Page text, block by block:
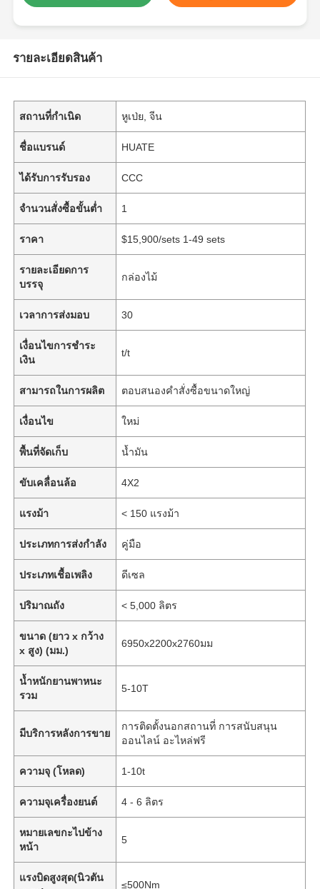
รายละเอียดสินค้า
สถานที่กำเนิด หูเป่ย, จีน
ชื่อแบรนด์ HUATE
ได้รับการรับรอง CCC
จำนวนสั่งซื้อขั้นต่ำ 1
ราคา $15,900/sets 1-49 sets
รายละเอียดการ
บรรจุ
กล่องไม้
เวลาการส่งมอบ 30
เงื่อนไขการชำระ
เงิน
t/t
สามารถในการผลิต ตอบสนองคำสั่งซื้อขนาดใหญ่
เงื่อนไข ใหม่
พื้นที่จัดเก็บ น้ำมัน
ขับเคลื่อนล้อ 4X2
แรงม้า < 150 แรงม้า
ประเภทการส่งกำลัง คู่มือ
ประเภทเชื้อเพลิง ดีเซล
ปริมาณถัง < 5,000 ลิตร
ขนาด (ยาว x กว้าง
x สูง) (มม.)
6950x2200x2760มม
น้ำหนักยานพาหนะ
รวม
5-10T
มีบริการหลังการขาย
การติดตั้งนอกสถานที่ การสนับสนุน
ออนไลน์ อะไหล่ฟรี
ความจุ (โหลด) 1-10t
ความจุเครื่องยนต์ 4 - 6 ลิตร
หมายเลขกะไปข้าง
หน้า
5
แรงบิดสูงสุด(นิวตัน
≤500Nm